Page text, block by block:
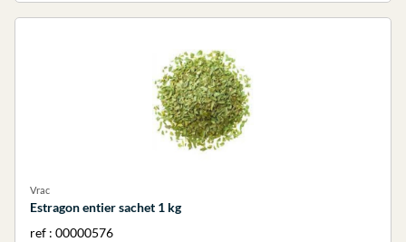
Vrac
Estragon entier sachet 1 kg
ref : 00000576